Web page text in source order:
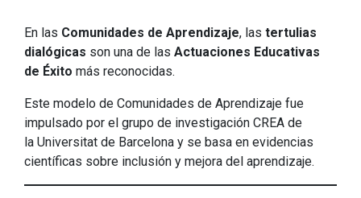
En las Comunidades de Aprendizaje, las tertulias
dialógicas son una de las Actuaciones Educativas
de Éxito más reconocidas.
Este modelo de Comunidades de Aprendizaje fue
impulsado por el grupo de investigación CREA de
la Universitat de Barcelona y se basa en evidencias
científicas sobre inclusión y mejora del aprendizaje.